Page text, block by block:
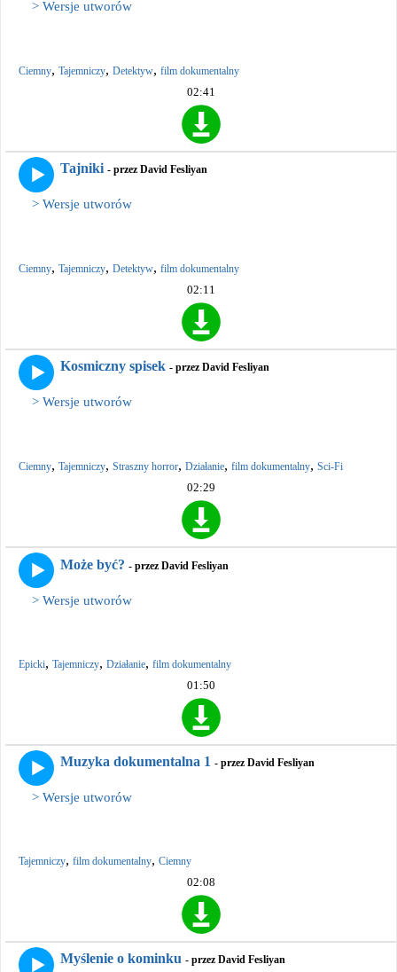
> Wersje utworów
Ciemny, Tajemniczy, Detektyw, film dokumentalny
02:41
Tajniki - przez David Fesliyan
> Wersje utworów
Ciemny, Tajemniczy, Detektyw, film dokumentalny
02:11
Kosmiczny spisek - przez David Fesliyan
> Wersje utworów
Ciemny, Tajemniczy, Straszny horror, Działanie, film dokumentalny, Sci-Fi
02:29
Może być? - przez David Fesliyan
> Wersje utworów
Epicki, Tajemniczy, Działanie, film dokumentalny
01:50
Muzyka dokumentalna 1 - przez David Fesliyan
> Wersje utworów
Tajemniczy, film dokumentalny, Ciemny
02:08
Myślenie o kominku - przez David Fesliyan